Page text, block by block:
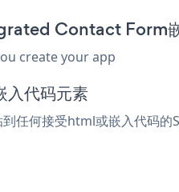
Contact Form
create your app
代码元素
任何接受html或嵌入代码